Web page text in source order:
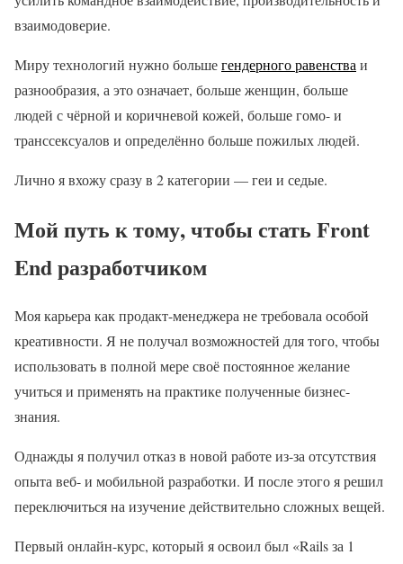
взаимодоверие.
Миру технологий нужно большегендерного равенства и
разнообразия, а это означает, больше женщин, больше
людей с чёрной и коричневой кожей, больше гомо- и
транссексуалов и определённо больше пожилых людей.
Лично я вхожу сразу в 2 категории — геи и седые.
Мой путь к тому, чтобы стать Front
End разработчиком
Моя карьера как продакт-менеджера не требовала особой
креативности. Я не получал возможностей для того, чтобы
использовать в полной мере своё постоянное желание
учиться и применять на практике полученные бизнес-
знания.
Однажды я получил отказ в новой работе из-за отсутствия
опыта веб- и мобильной разработки. И после этого я решил
переключиться на изучение действительно сложных вещей.
Первый онлайн-курс, который я освоил был «Rails за 1